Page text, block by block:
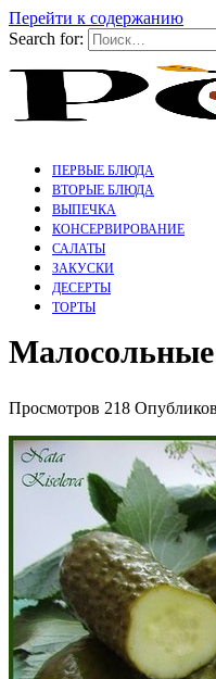
Перейти к содержанию
Search for:
ПЕРВЫЕ БЛЮДА
ВТОРЫЕ БЛЮДА
ВЫПЕЧКА
КОНСЕРВИРОВАНИЕ
САЛАТЫ
ЗАКУСКИ
ДЕСЕРТЫ
ТОРТЫ
Просмотров 218